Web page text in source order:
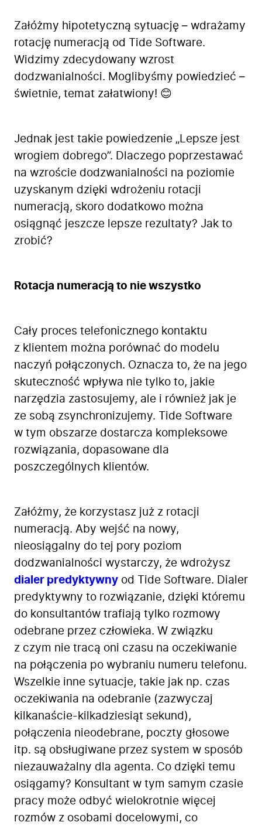
Załóżmy hipotetyczną sytuację – wdrażamy
rotację numeracją od Tide Software.
Widzimy zdecydowany wzrost
dodzwanialności. Moglibyśmy powiedzieć –
świetnie, temat załatwiony! 😊
Jednak jest takie powiedzenie „Lepsze jest
wrogiem dobrego”. Dlaczego poprzestawać
na wzroście dodzwanialności na poziomie
uzyskanym dzięki wdrożeniu rotacji
numeracją, skoro dodatkowo można
osiągnąć jeszcze lepsze rezultaty? Jak to
zrobić?
Rotacja numeracją to nie wszystko
Cały proces telefonicznego kontaktu
z klientem można porównać do modelu
naczyń połączonych. Oznacza to, że na jego
skuteczność wpływa nie tylko to, jakie
narzędzia zastosujemy, ale i również jak je
ze sobą zsynchronizujemy. Tide Software
w tym obszarze dostarcza kompleksowe
rozwiązania, dopasowane dla
poszczególnych klientów.
Załóżmy, że korzystasz już z rotacji
numeracją. Aby wejść na nowy,
nieosiągalny do tej pory poziom
dodzwanialności wystarczy, że wdrożysz
dialer predyktywny od Tide Software. Dialer
predyktywny to rozwiązanie, dzięki któremu
do konsultantów trafiają tylko rozmowy
odebrane przez człowieka. W związku
z czym nie tracą oni czasu na oczekiwanie
na połączenia po wybraniu numeru telefonu.
Wszelkie inne sytuacje, takie jak np. czas
oczekiwania na odebranie (zazwyczaj
kilkanaście-kilkadziesiąt sekund),
połączenia nieodebrane, poczty głosowe
itp. są obsługiwane przez system w sposób
niezauważalny dla agenta. Co dzięki temu
osiągamy? Konsultant w tym samym czasie
pracy może odbyć wielokrotnie więcej
rozmów z osobami docelowymi, co